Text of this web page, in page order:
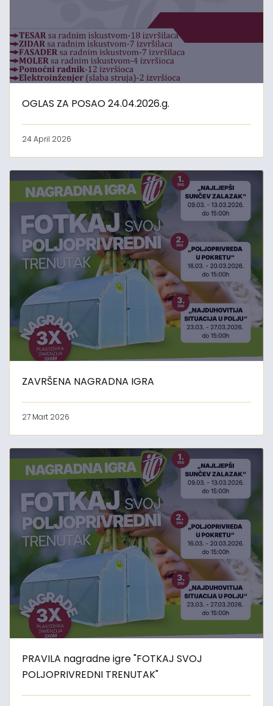
OGLAS ZA POSAO 24.04.2026.g.
24 April 2026
ZAVRŠENA NAGRADNA IGRA
27 Mart 2026
PRAVILA nagradne igre "FOTKAJ SVOJ
POLJOPRIVREDNI TRENUTAK"